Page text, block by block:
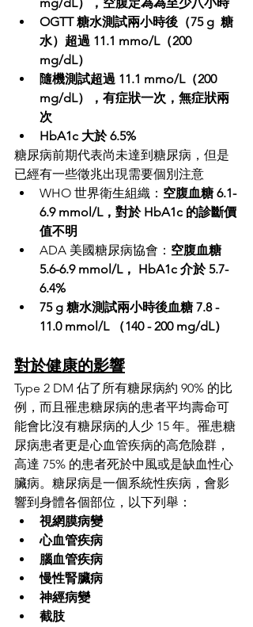
OGTT 糖水測試兩小時後（75 g  糖
水）超過 11.1 mmo/L（200
mg/dL）
隨機測試超過 11.1 mmo/L（200
mg/dL），有症狀一次，無症狀兩
次
HbA1c 大於 6.5%
糖尿病前期代表尚未達到糖尿病，但是
已經有一些徵兆出現需要個別注意
WHO 世界衛生組織： 空腹血糖 6.1-
6.9 mmol/L，對於 HbA1c 的診斷價
值不明
ADA 美國糖尿病協會： 空腹血糖
5.6-6.9 mmol/L， HbA1c 介於 5.7-
6.4%
75 g 糖水測試兩小時後血糖 7.8 -
11.0 mmol/L （140 - 200 mg/dL）
對於健康的影響
Type 2 DM 佔了所有糖尿病約 90% 的比
例，而且罹患糖尿病的患者平均壽命可
能會比沒有糖尿病的人少 15 年。罹患糖
尿病患者更是心血管疾病的高危險群，
高達 75% 的患者死於中風或是缺血性心
臟病。糖尿病是一個系統性疾病，會影
響到身體各個部位，以下列舉：
視網膜病變
心血管疾病
腦血管疾病
慢性腎臟病
神經病變
截肢